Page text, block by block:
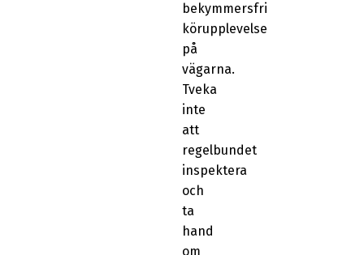
bekymmersfri
körupplevelse
på
vägarna.
Tveka
inte
att
regelbundet
inspektera
och
ta
hand
om